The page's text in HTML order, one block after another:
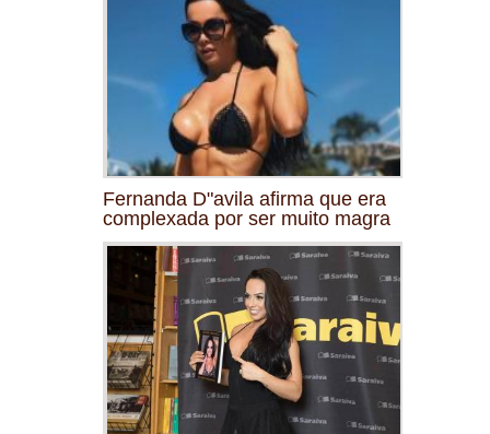
Fernanda D"avila afirma que era
complexada por ser muito magra